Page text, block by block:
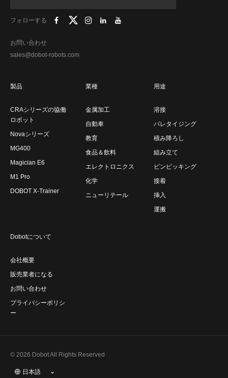
フォローする
お問い合わせ
sales@dobot-robots.com
製品
CRAシリーズの協働
ロボット
Novaシリーズ
MG400
Magician E6
M1 Pro
DOBOT X-Trainer
業種
金属加工
自動車
教育
食品＆飲料
エレクトロニクス
化学
ニューリテール
用途
溶接
パレタイジング
積み降ろし
組み立て
ビンピッキング
接着
挿入
運搬
Dobotについて
会社概要
販売業者になる
お問い合わせ
プライバシーポリシ
ー
© 2026 Dobot All Rights Reserved
日本語